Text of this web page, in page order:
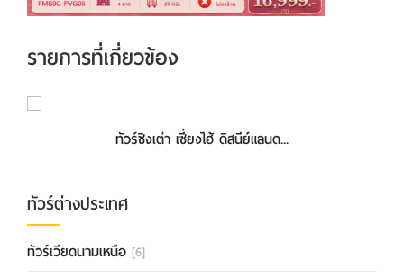
รายการที่เกี่ยวข้อง
ทัวร์เจียงหนาน หังโจว อู๋ซี ซูโจว ...
ทัวร์ชิงเต่า เซี่ยงไฮ้ ดิสนีย์แลนด...
ทัวร์ต่างประเทศ
ทัวร์เวียดนามเหนือ [6]